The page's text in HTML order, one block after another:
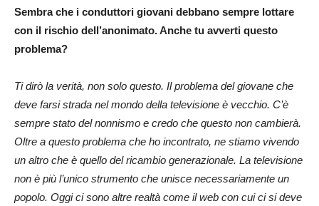
Sembra che i conduttori giovani debbano sempre lottare
con il rischio dell’anonimato. Anche tu avverti questo
problema?
Ti dirò la verità, non solo questo. Il problema del giovane che
deve farsi strada nel mondo della televisione è vecchio. C’è
sempre stato del nonnismo e credo che questo non cambierà.
Oltre a questo problema che ho incontrato, ne stiamo vivendo
un altro che è quello del ricambio generazionale. La televisione
non è più l’unico strumento che unisce necessariamente un
popolo. Oggi ci sono altre realtà come il web con cui ci si deve